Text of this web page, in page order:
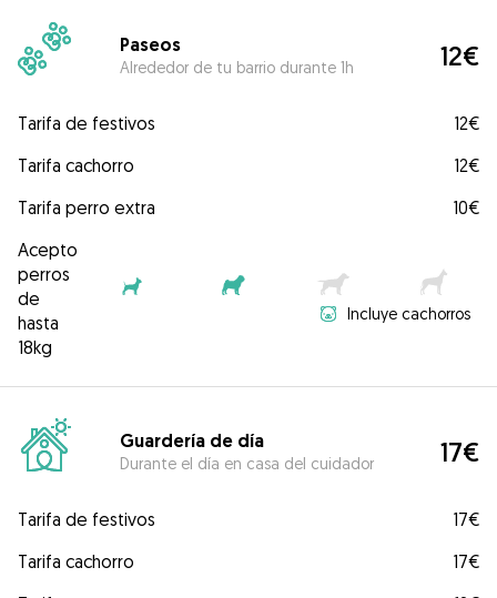
Paseos
Alrededor de tu barrio durante 1h 12€
Tarifa de festivos
12€
Tarifa cachorro
12€
Tarifa perro extra
10€
Acepto
perros
de
hasta
18kg
Incluye cachorros
Guardería de día
Durante el día en casa del cuidador 17€
Tarifa de festivos
17€
Tarifa cachorro
17€